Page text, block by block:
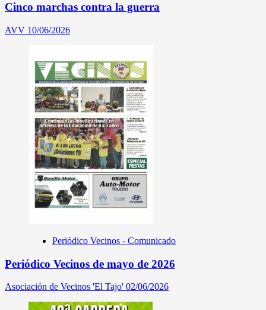
Cinco marchas contra la guerra
AVV 10/06/2026
Periódico Vecinos - Comunicado
Periódico Vecinos de mayo de 2026
Asociación de Vecinos 'El Tajo' 02/06/2026